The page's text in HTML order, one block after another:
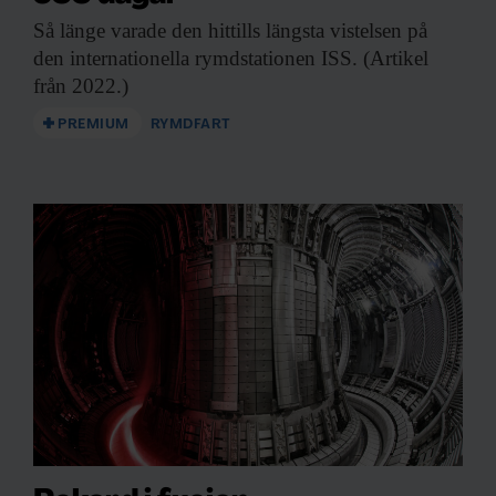
Så länge varade den hittills längsta vistelsen på
den internationella rymdstationen ISS. (Artikel
från 2022.)
PREMIUM RYMDFART